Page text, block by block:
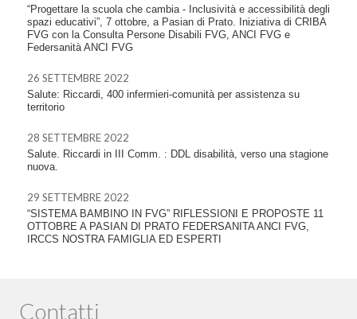
“Progettare la scuola che cambia - Inclusività e accessibilità degli
spazi educativi”, 7 ottobre, a Pasian di Prato. Iniziativa di CRIBA
FVG con la Consulta Persone Disabili FVG, ANCI FVG e
Federsanità ANCI FVG
26 SETTEMBRE 2022
Salute: Riccardi, 400 infermieri-comunità per assistenza su
territorio
28 SETTEMBRE 2022
Salute. Riccardi in III Comm. : DDL disabilità, verso una stagione
nuova.
29 SETTEMBRE 2022
“SISTEMA BAMBINO IN FVG” RIFLESSIONI E PROPOSTE 11
OTTOBRE A PASIAN DI PRATO FEDERSANITA ANCI FVG,
IRCCS NOSTRA FAMIGLIA ED ESPERTI
Contatti